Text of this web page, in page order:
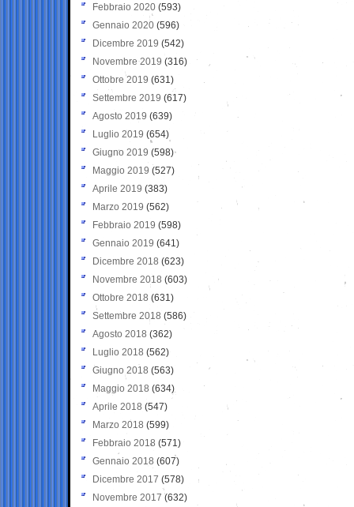
Febbraio 2020 (593)
Gennaio 2020 (596)
Dicembre 2019 (542)
Novembre 2019 (316)
Ottobre 2019 (631)
Settembre 2019 (617)
Agosto 2019 (639)
Luglio 2019 (654)
Giugno 2019 (598)
Maggio 2019 (527)
Aprile 2019 (383)
Marzo 2019 (562)
Febbraio 2019 (598)
Gennaio 2019 (641)
Dicembre 2018 (623)
Novembre 2018 (603)
Ottobre 2018 (631)
Settembre 2018 (586)
Agosto 2018 (362)
Luglio 2018 (562)
Giugno 2018 (563)
Maggio 2018 (634)
Aprile 2018 (547)
Marzo 2018 (599)
Febbraio 2018 (571)
Gennaio 2018 (607)
Dicembre 2017 (578)
Novembre 2017 (632)